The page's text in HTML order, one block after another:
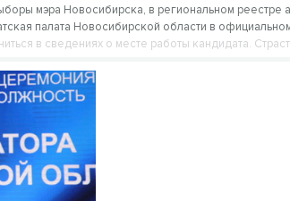
мэра Новосибирска, в региональном реестре
палата Новосибирской области в
в сведениях о месте работы кандидата.